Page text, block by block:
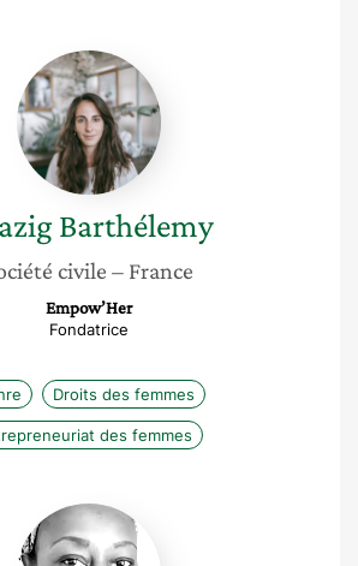
Soazig
Barthélemy
Barthélemy
civile – France
Empow’Her
Fondatrice
Droits des femmes
des femmes
Chantal
Ndami